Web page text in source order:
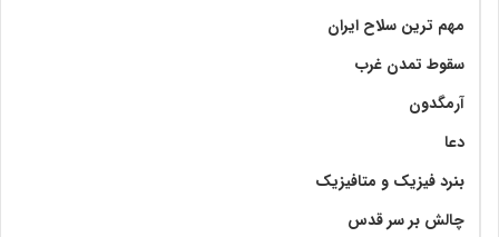
مهم ترین سلاح ایران
سقوط تمدن غرب
آرمگدون
دعا
بنرد فیزیک و متافیزیک
چالش بر سر قدس